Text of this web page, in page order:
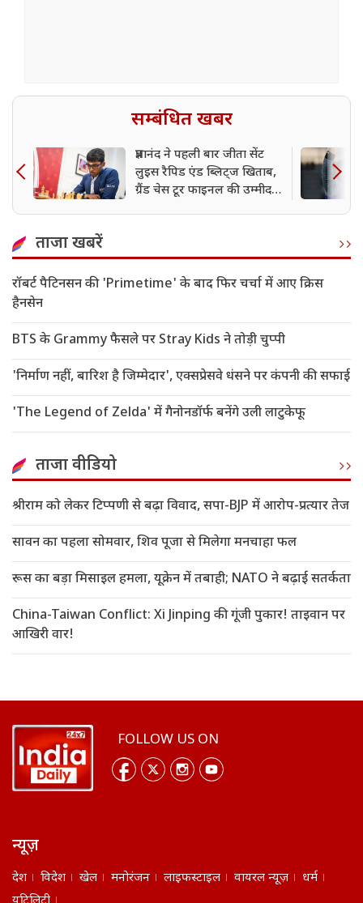
सम्बंधित खबर
प्रज्ञानंद ने पहली बार जीता सेंट
लुइस रैपिड एंड ब्लिट्ज खिताब,
ग्रैंड चेस टूर फाइनल की उम्मीद
ताजा खबरें
रॉबर्ट पैटिनसन की 'Primetime' के बाद फिर चर्चा में आए क्रिस
हैनसेन
BTS के Grammy फैसले पर Stray Kids ने तोड़ी चुप्पी
'निर्माण नहीं, बारिश है जिम्मेदार', एक्सप्रेसवे धंसने पर कंपनी की सफाई
'The Legend of Zelda' में गैनोनडॉर्फ बनेंगे उली लाटुकेफू
ताजा वीडियो
श्रीराम को लेकर टिप्पणी से बढ़ा विवाद, सपा-BJP में आरोप-प्रत्यार तेज
सावन का पहला सोमवार, शिव पूजा से मिलेगा मनचाहा फल
रूस का बड़ा मिसाइल हमला, यूक्रेन में तबाही; NATO ने बढ़ाई सतर्कता
China-Taiwan Conflict: Xi Jinping की गूंजी पुकार! ताइवान पर
आखिरी वार!
FOLLOW US ON
न्यूज़
देश विदेश खेल मनोरंजन लाइफस्टाइल वायरल न्यूज़
धर्म